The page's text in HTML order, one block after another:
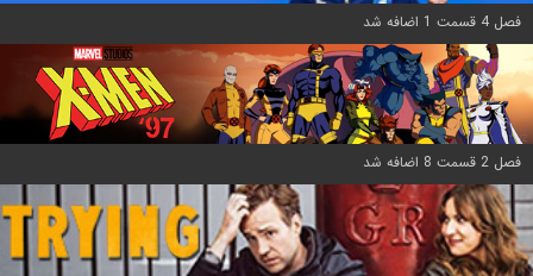
فصل 4 قسمت 1 اضافه شد
فصل 2 قسمت 8 اضافه شد